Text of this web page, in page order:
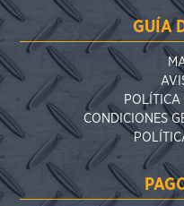
GUÍA
POLÍTICA
CONDICIONES